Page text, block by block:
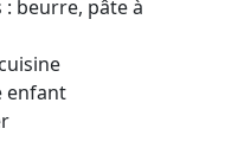
beurre, pâte à
enfant